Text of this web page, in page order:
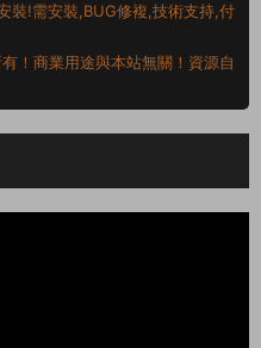
裝!需安裝,BUG修複,技術支持,付
！商業用途與本站無關！資源自